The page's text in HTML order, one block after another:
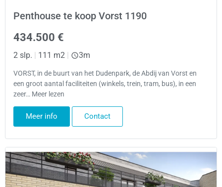
Penthouse te koop Vorst 1190
434.500 €
2 slp. | 111 m2 | 3m
VORST, in de buurt van het Dudenpark, de Abdij van Vorst en
een groot aantal faciliteiten (winkels, trein, tram, bus), in een
zeer… Meer lezen
Meer info Contact